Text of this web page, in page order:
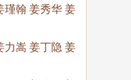
瑾翰 姜秀华 姜
力嵩 姜丁隐 姜